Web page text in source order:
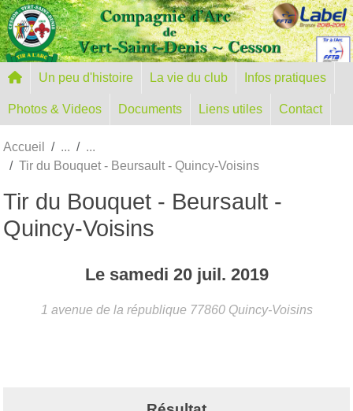
Un peu d'histoire La vie du club Infos pratiques
Photos & Videos Documents Liens utiles Contact
Accueil
Tir du Bouquet - Beursault - Quincy-Voisins
Tir du Bouquet - Beursault -
Quincy-Voisins
Le samedi 20 juil. 2019
1 avenue de la république 77860 Quincy-Voisins
Panneau de gestion des cookies